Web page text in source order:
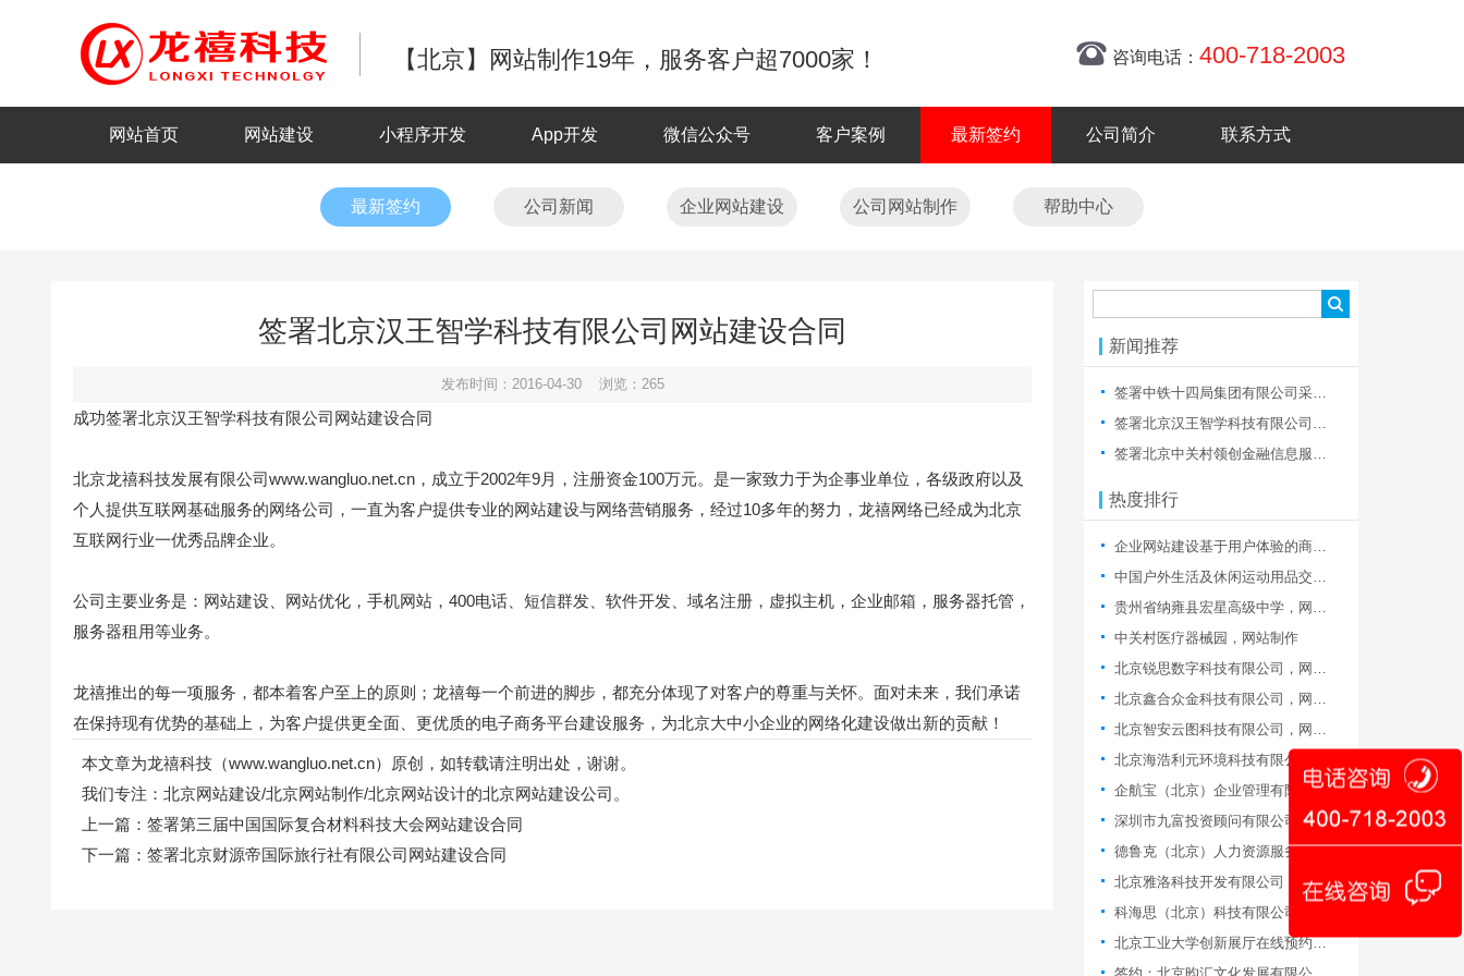
【北京】网站制作19年，服务客户超7000家！ 咨询电话： 400-718-2003
网站首页 网站建设 小程序开发 App开发 微信公众号 客户案例 最新签约 公司简介 联系方式
最新签约 公司新闻 企业网站建设 公司网站制作 帮助中心
签署北京汉王智学科技有限公司网站建设合同
发布时间：2016-04-30 浏览： 265
成功签署北京汉王智学科技有限公司网站建设合同
北京龙禧科技发展有限公司www.wangluo.net.cn，成立于2002年9月，注册资金100万元。是一家致力于为企事业单位，各级政府以及
个人提供互联网基础服务的网络公司，一直为客户提供专业的网站建设与网络营销服务，经过10多年的努力，龙禧网络已经成为北京
互联网行业一优秀品牌企业。
公司主要业务是：网站建设、网站优化，手机网站，400电话、短信群发、软件开发、域名注册，虚拟主机，企业邮箱，服务器托管，
服务器租用等业务。
龙禧推出的每一项服务，都本着客户至上的原则；龙禧每一个前进的脚步，都充分体现了对客户的尊重与关怀。面对未来，我们承诺
在保持现有优势的基础上，为客户提供更全面、更优质的电子商务平台建设服务，为北京大中小企业的网络化建设做出新的贡献！
本文章为龙禧科技（www.wangluo.net.cn）原创，如转载请注明出处，谢谢。
我们专注： 北京网站建设/北京网站制作/北京网站设计的北京网站建设公司。
上一篇： 签署第三届中国国际复合材料科技大会网站建设合同
下一篇： 签署北京财源帝国际旅行社有限公司网站建设合同
新闻推荐
签署中铁十四局集团有限公司采购电子商务平台网站制作
签署北京汉王智学科技有限公司网站建设合同
签署北京中关村领创金融信息服务有限公司网站制作合同
热度排行
企业网站建设基于用户体验的商务网站信息质量评价研究
中国户外生活及休闲运动用品交易博览会
贵州省纳雍县宏星高级中学，网站制作
中关村医疗器械园，网站制作
北京锐思数字科技有限公司，网站制作
北京鑫合众金科技有限公司，网站制作
北京智安云图科技有限公司，网站改版
企航宝（北京）企业管理有限公司，网站制作
深圳市九富投资顾问有限公司北京分公司,网站改版服务
德鲁克（北京）人力资源服务有限公司，网站改版合同
北京雅洛科技开发有限公司，签署购物商城开发合同
北京工业大学创新展厅在线预约平台